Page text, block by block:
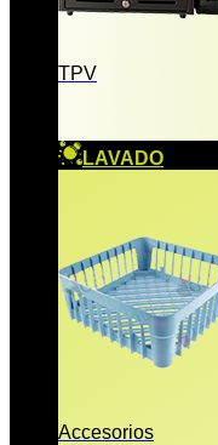
TPV
LAVADO
Accesorios